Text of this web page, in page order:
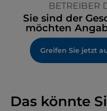
BETREIBER
Sie sind der
möchten
Das könnte